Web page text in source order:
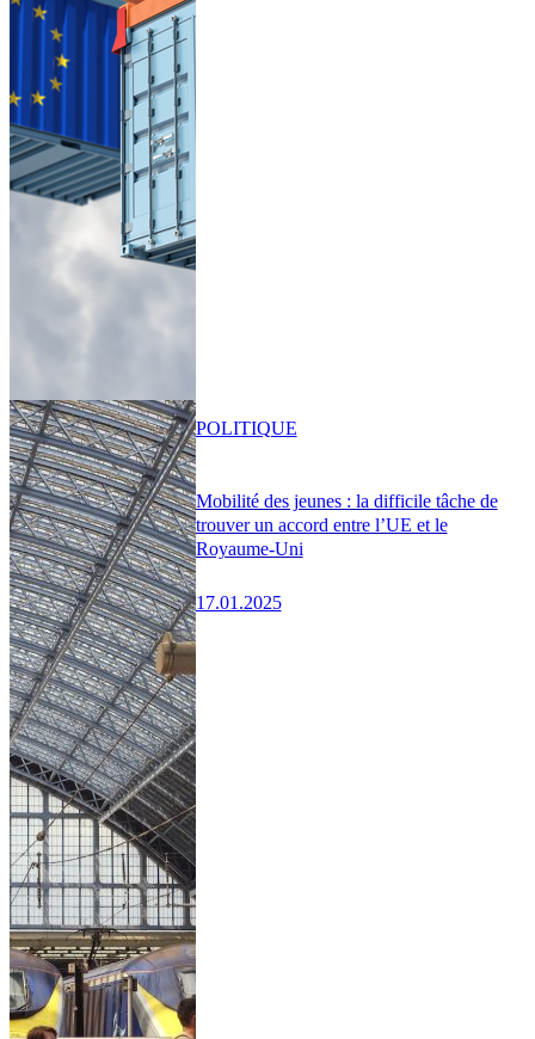
Mobilité des jeunes : la difficile tâche de
trouver un accord entre l’UE et le
Royaume-Uni
17.01.2025
POLITIQUE